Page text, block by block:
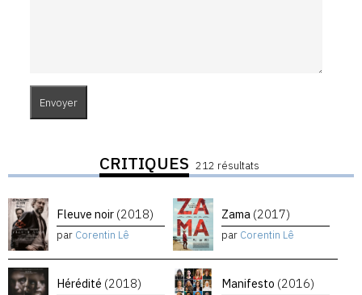
CRITIQUES 212 résultats
Fleuve noir (2018)
par Corentin Lê
Zama (2017)
par Corentin Lê
Hérédité (2018) Manifesto (2016)